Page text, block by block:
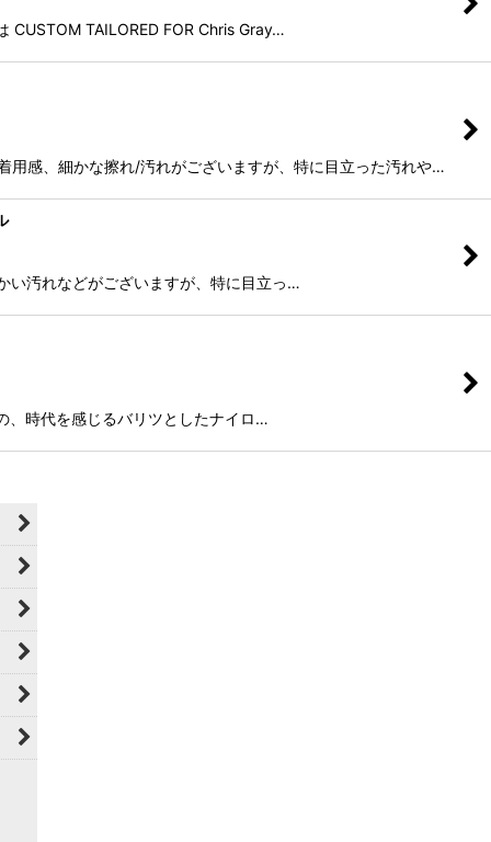
CUSTOM TAILORED FOR Chris Gray…
用感、細かな擦れ/汚れがございますが、特に目立った汚れや…
い汚れなどがございますが、特に目立っ…
、時代を感じるバリツとしたナイロ…